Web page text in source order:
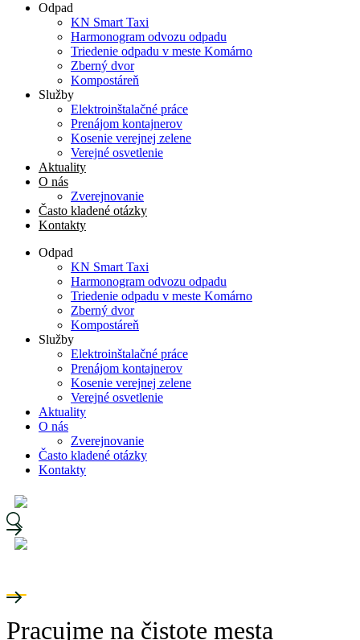
Odpad
KN Smart Taxi
Harmonogram odvozu odpadu
Triedenie odpadu v meste Komárno
Zberný dvor
Kompostáreň
Služby
Elektroinštalačné práce
Prenájom kontajnerov
Kosenie verejnej zelene
Verejné osvetlenie
Aktuality
O nás
Zverejnovanie
Často kladené otázky
Kontakty
Odpad
KN Smart Taxi
Harmonogram odvozu odpadu
Triedenie odpadu v meste Komárno
Zberný dvor
Kompostáreň
Služby
Elektroinštalačné práce
Prenájom kontajnerov
Kosenie verejnej zelene
Verejné osvetlenie
Aktuality
O nás
Zverejnovanie
Často kladené otázky
Kontakty
Pracujme na čistote mesta